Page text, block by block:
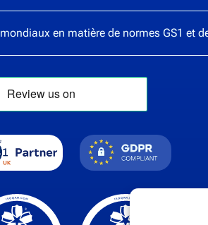
en matière de normes GS1 et